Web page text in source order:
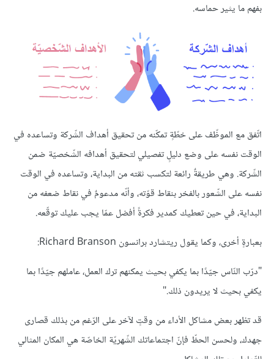
بفهم ما يثير حماسه.
اتّفق مع الموظّف على خطّةٍ تمكّنه من تحقيق أهداف الشّركة وتساعده في
الوقت نفسه على وضع دليلٍ تفصيلي لتحقيق أهدافه الشّخصيّة ضمن
الشّركة. وهي طريقةٌ رائعة لتكسب ثقته من البداية، وتساعده في الوقت
نفسه على الشّعور بالفخر بنقاط قوّته، وأنّه مدعومٌ في نقاط ضعفه من
البداية، في حين تعطيك كمدير فكرةً أفضل عمّا يجب عليك توقّعه.
بعبارةٍ أخرى، وكما يقول ريتشارد برانسون Richard Branson:
"درّب النّاس جيّدًا بما يكفي بحيث يمكنهم ترك العمل، عاملهم جيّدًا بما
يكفي بحيث لا يريدون ذلك."
قد تظهر بعض مشاكل الأداء من وقتٍ لآخر على الرّغم من بذلك قصارى
جهدك، ولحسن الحظّ فإنّ اجتماعاتك الشّهريّة الخاصّة هي المكان المثالي